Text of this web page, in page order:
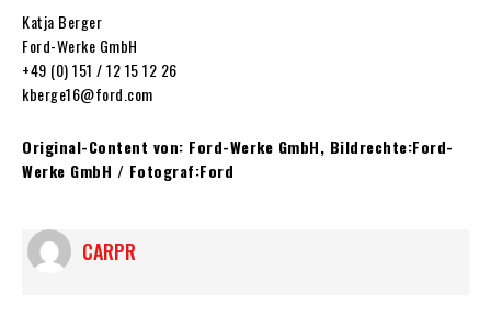
Katja Berger
Ford-Werke GmbH
+49 (0) 151 / 12 15 12 26
kberge16@ford.com
Original-Content von: Ford-Werke GmbH, Bildrechte:Ford-
Werke GmbH / Fotograf:Ford
CARPR